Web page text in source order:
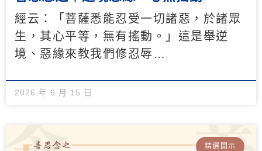
經云：「菩薩悉能忍受一切諸惡，於諸眾
生，其心平等，無有搖動。」這是舉逆
境、惡緣來教我們修忍辱…
2026 年 6 月 15 日
精選開示